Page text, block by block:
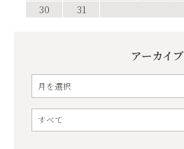
30
31
アーカイブ